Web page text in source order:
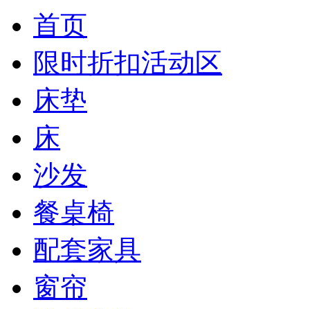
首页
限时折扣活动区
床垫
床
沙发
餐桌椅
配套家具
窗帘